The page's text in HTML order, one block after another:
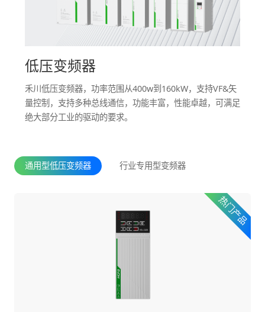
低压变频器
禾川低压变频器，功率范围从400w到160kW，支持VF&矢
量控制，支持多种总线通信，功能丰富，性能卓越，可满足
绝大部分工业的驱动的要求。
通用型低压变频器 行业专用型变频器